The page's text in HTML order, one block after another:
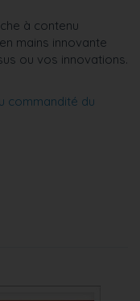
à contenu
mains innovante
ou vos innovations.
commandité du